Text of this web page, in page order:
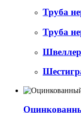
Труба
Труба